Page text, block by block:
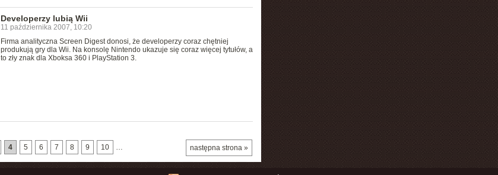
Developerzy lubią Wii
11 października 2007, 10:20
Firma analityczna Screen Digest donosi, że developerzy coraz chętniej
produkują gry dla Wii. Na konsolę Nintendo ukazuje się coraz więcej tytułów, a
to zły znak dla Xboksa 360 i PlayStation 3.
następna strona »
4 5 6 7 8 9 10 …